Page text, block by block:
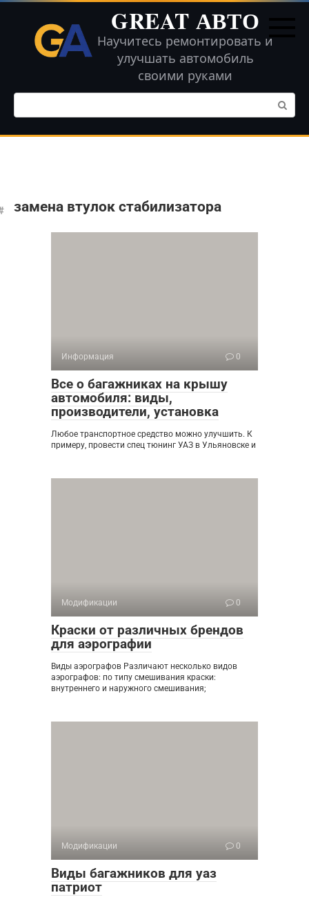
Перейти
контенту
GREAT АВТО
Научитесь ремонтировать и
улучшать автомобиль
своими руками
Поиск:
замена втулок стабилизатора
Информация 0
Все о багажниках на крышу
автомобиля: виды,
производители, установка
Любое транспортное средство можно улучшить. К
примеру, провести спец тюнинг УАЗ в Ульяновске и
Модификации 0
Краски от различных брендов
для аэрографии
Виды аэрографов Различают несколько видов
аэрографов: по типу смешивания краски:
внутреннего и наружного смешивания;
Модификации 0
Виды багажников для уаз
патриот